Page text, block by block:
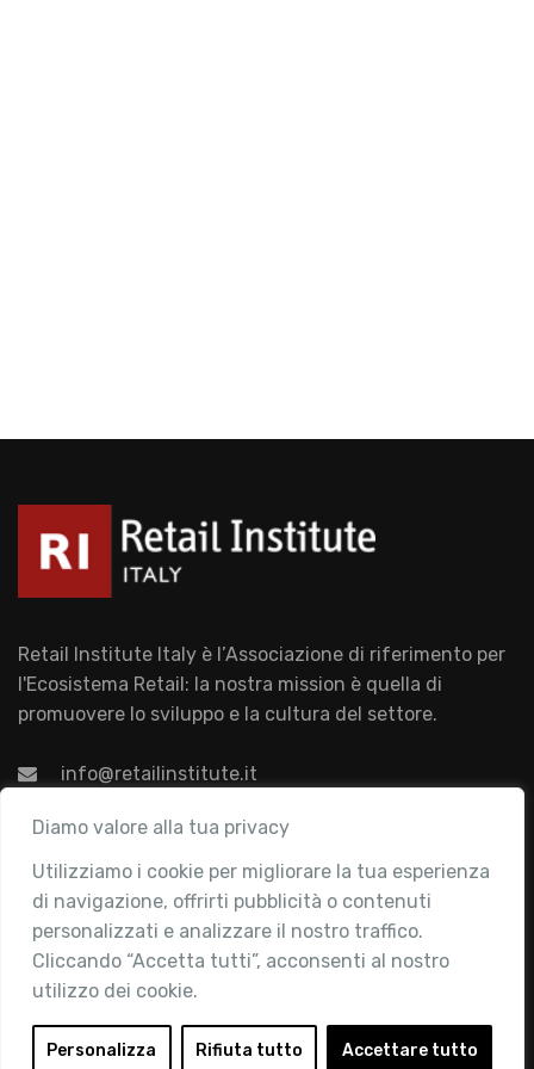
Diamo valore alla tua privacy
Utilizziamo i cookie per migliorare la tua esperienza
di navigazione, offrirti pubblicità o contenuti
personalizzati e analizzare il nostro traffico.
Cliccando “Accetta tutti”, acconsenti al nostro
utilizzo dei cookie.
Personalizza Rifiuta tutto Accettare tutto
Retail Institute Italy è l’Associazione di riferimento per
l'Ecosistema Retail: la nostra mission è quella di
promuovere lo sviluppo e la cultura del settore.
info@retailinstitute.it
Associazione
Chi siamo
Attività
Contatti
Area Riservata
Login